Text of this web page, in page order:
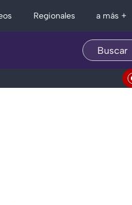
Regionales a más +